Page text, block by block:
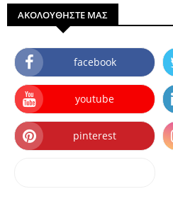
ΑΚΟΛΟΥΘΗΣΤΕ ΜΑΣ
facebook
youtube
pinterest